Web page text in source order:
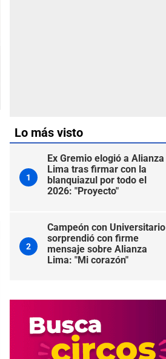
Lo más visto
1
Ex Gremio elogió a Alianza
Lima tras firmar con la
blanquiazul por todo el
2026: "Proyecto"
2
Campeón con Universitario
sorprendió con firme
mensaje sobre Alianza
Lima: "Mi corazón"